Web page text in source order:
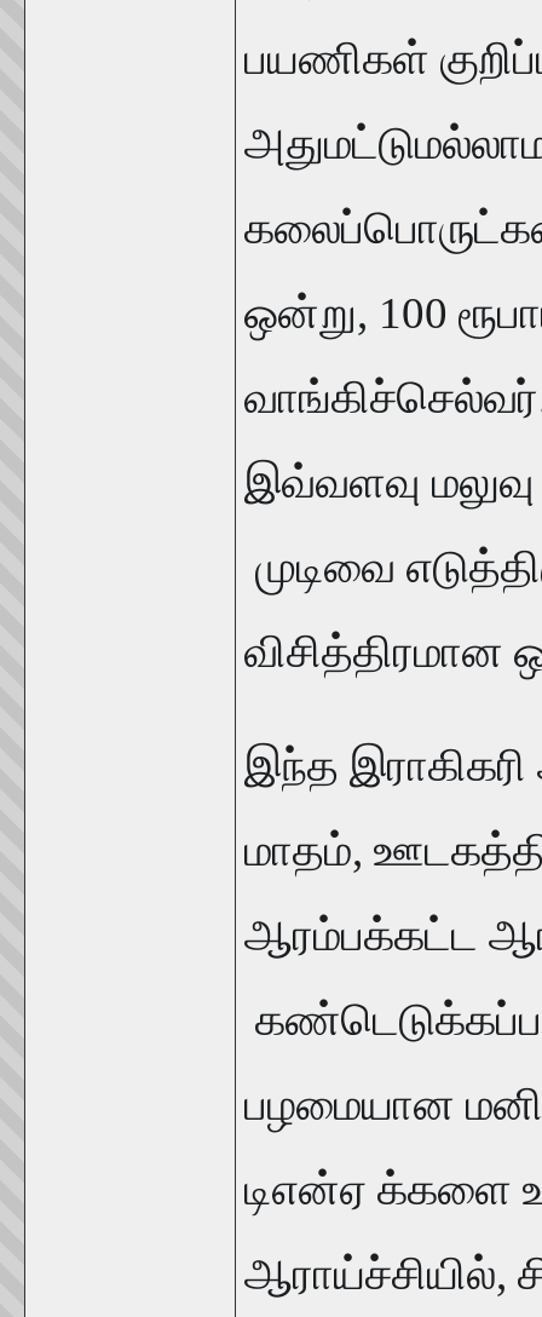
பயணிகள்
ஒன்று, 100
இவ்வளவு
முடிவை
விசித்திரமான
இந்த
மாதம்,
ஆரம்பக்கட்ட
பழமையான மனித
டிஎன்ஏ க்களை
ஆராய்ச்சியில்,